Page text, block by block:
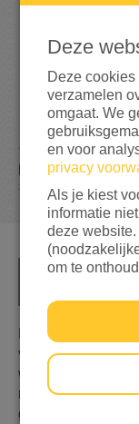
DONATIES
Eigenlijk wilden
vluchteling. Maar
wij meters op de
mondkapjes die
gaat naar
Deze
Deze
verzamelen
omgaat. We
en voor
privacy
Als je kiest
informatie
deze
om te